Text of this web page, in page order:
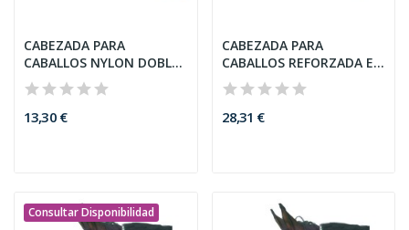
CABEZADA PARA
CABALLOS NYLON DOBLE
GRANAJE,...
13,30 €
CABEZADA PARA
CABALLOS REFORZADA EN
NYLON,...
28,31 €
Consultar Disponibilidad